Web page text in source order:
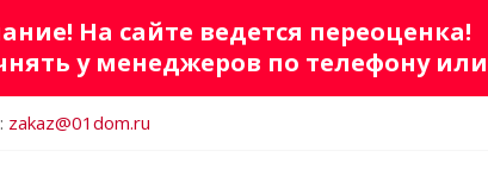
На сайте ведется переоценка!
у менеджеров по телефону
zakaz@01dom.ru